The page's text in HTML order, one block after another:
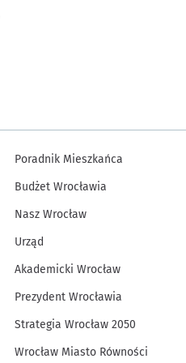
Poradnik Mieszkańca
Budżet Wrocławia
Nasz Wrocław
Urząd
Akademicki Wrocław
Prezydent Wrocławia
Strategia Wrocław 2050
Wrocław Miasto Równości